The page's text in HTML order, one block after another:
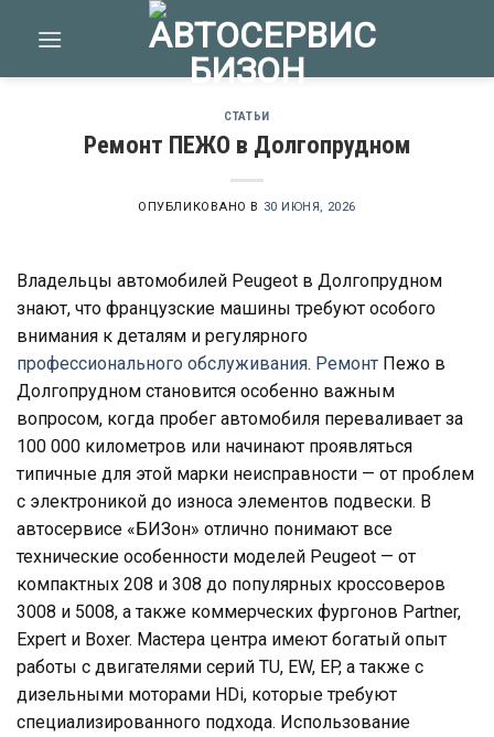
СТАТЬИ
Ремонт ПЕЖО в Долгопрудном
ОПУБЛИКОВАНО В 30 ИЮНЯ, 2026
Владельцы автомобилей Peugeot в Долгопрудном
знают, что французские машины требуют особого
внимания к деталям и регулярного
профессионального обслуживания. Ремонт Пежо в
Долгопрудном становится особенно важным
вопросом, когда пробег автомобиля переваливает за
100 000 километров или начинают проявляться
типичные для этой марки неисправности — от проблем
с электроникой до износа элементов подвески. В
автосервисе «БИЗон» отлично понимают все
технические особенности моделей Peugeot — от
компактных 208 и 308 до популярных кроссоверов
3008 и 5008, а также коммерческих фургонов Partner,
Expert и Boxer. Мастера центра имеют богатый опыт
работы с двигателями серий TU, EW, EP, а также с
дизельными моторами HDi, которые требуют
специализированного подхода. Использование